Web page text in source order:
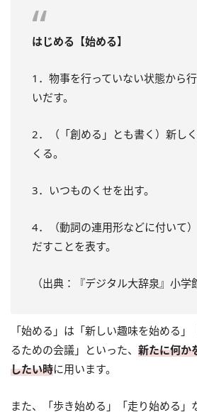
はじめる【始める】
1．物事を行っていない状態から
いだす。
2．（「創める」とも書く）新し
くる。
3．いつものくせを出す。
4．（動詞の連用形などに付いて
だすことを表す。
（出典：『デジタル大辞泉』小学
「始める」は「新しい趣味を始める
るための会議」といった、 新たに何か
したい時に用います。
また、「歩き始める」「走り始める」